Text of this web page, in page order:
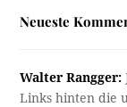
Neueste
Walter Rangger:
Links hinten die